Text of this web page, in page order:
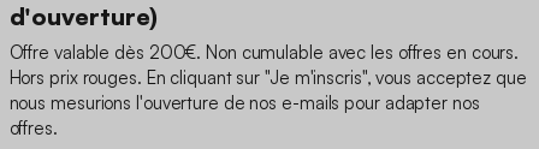
d'ouverture)
Offre valable dès 200€. Non cumulable avec les offres en cours.
Hors prix rouges. En cliquant sur "Je m'inscris", vous acceptez que
nous mesurions l'ouverture de nos e-mails pour adapter nos
offres.